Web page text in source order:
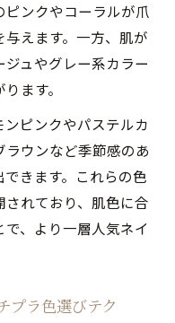
ンクやコーラルが爪
えます。一方、肌が
ュやグレー系カラー
ます。
ピンクやパステルカ
ウンなど季節感のあ
きます。これらの色
れており、肌色に合
、より一層人気ネイ
プラ色選びテク